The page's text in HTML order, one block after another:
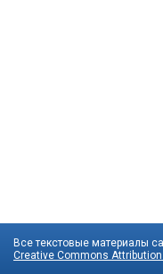
Все текстовые материалы
Creative Commons